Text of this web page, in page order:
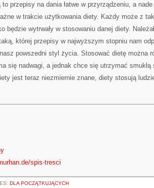
przepisy na dania łatwe w przyrządzeniu, a
w trakcie użytkowania diety. Każdy może z
będzie wytrwały w stosowaniu danej diety.
której przepisy w najwyższym stopniu nam
nasz powszedni styl życia. Stosować dietę można
się nadwagi, a jednak chce się utrzymać smukłą
jest teraz niezmiernie znane, diety stosują
spis-tresci
DLA POCZĄTKUJĄCYCH